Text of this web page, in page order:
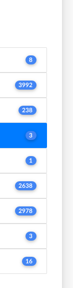
8
3992
238
3
1
2638
2978
3
16